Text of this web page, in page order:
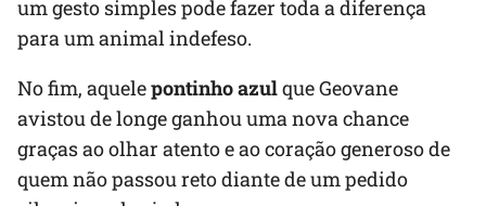
um gesto simples pode fazer toda a diferença
para um animal indefeso.
No fim, aquelepontinho azulque Geovane
avistou de longe ganhou uma nova chance
graças ao olhar atento e ao coração generoso de
quem não passou reto diante de um pedido